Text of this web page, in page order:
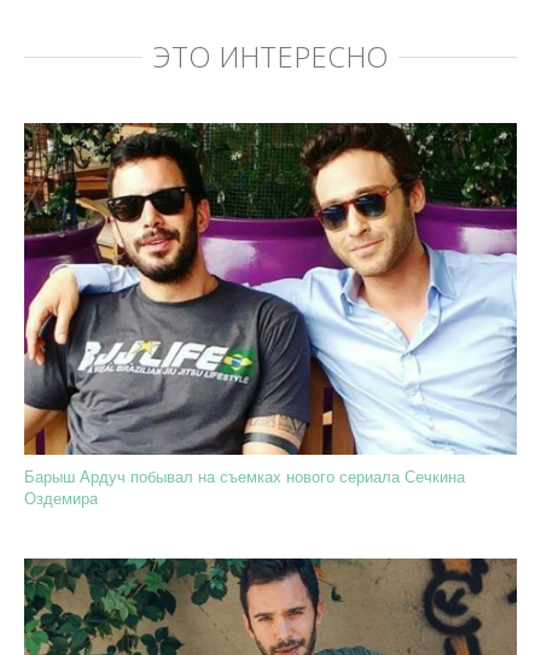
ЭТО ИНТЕРЕСНО
Барыш Ардуч побывал на съемках нового сериала Сечкина
Оздемира